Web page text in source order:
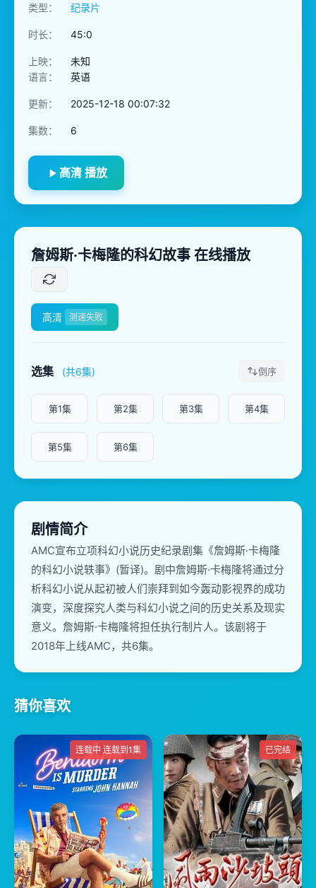
类型：
纪录片
时长： 45:0
上映：
未知
语言：
英语
更新： 2025-12-18 00:07:32
集数： 6
高清 播放
詹姆斯·卡梅隆的科幻故事 在线播放
高清 测速失败
选集 (共6集) 倒序
第1集 第2集 第3集 第4集
第5集 第6集
剧情简介
AMC宣布立项科幻小说历史纪录剧集《詹姆斯·卡梅隆
的科幻小说轶事》(暂译)。剧中詹姆斯·卡梅隆将通过分
析科幻小说从起初被人们崇拜到如今轰动影视界的成功
演变，深度探究人类与科幻小说之间的历史关系及现实
意义。詹姆斯·卡梅隆将担任执行制片人。该剧将于
2018年上线AMC，共6集。
猜你喜欢
连载中 连载到1集 已完结